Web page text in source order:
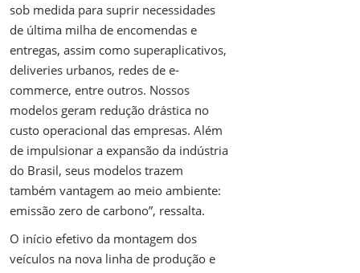
sob medida para suprir necessidades
de última milha de encomendas e
entregas, assim como superaplicativos,
deliveries urbanos, redes de e-
commerce, entre outros. Nossos
modelos geram redução drástica no
custo operacional das empresas. Além
de impulsionar a expansão da indústria
do Brasil, seus modelos trazem
também vantagem ao meio ambiente:
emissão zero de carbono”, ressalta.
O início efetivo da montagem dos
veículos na nova linha de produção e